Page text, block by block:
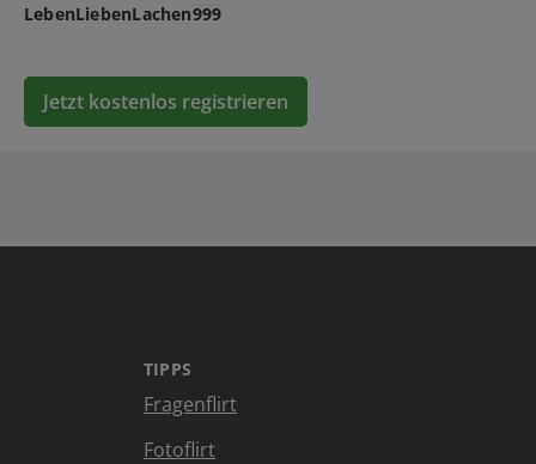
LebenLiebenLachen999
Jetzt kostenlos registrieren
TIPPS
Fragenflirt
Fotoflirt